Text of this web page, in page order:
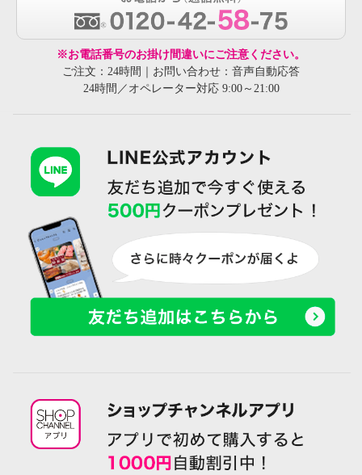
※お電話番号のお掛け間違いにご注意ください。
ご注文：24時間｜お問い合わせ：音声自動応答
24時間／オペレーター対応 9:00～21:00